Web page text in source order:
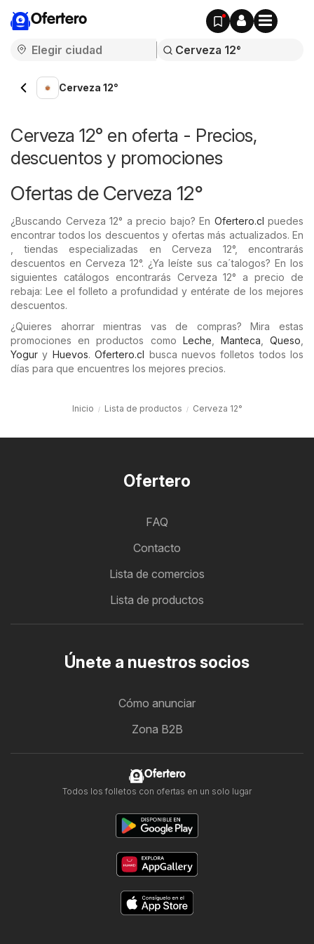
Ofertero
Cerveza 12°
Cerveza 12° en oferta - Precios,
descuentos y promociones
Ofertas de Cerveza 12°
¿Buscando Cerveza 12° a precio bajo? En Ofertero.cl puedes
encontrar todos los descuentos y ofertas más actualizados. En
, tiendas especializadas en Cerveza 12°, encontrarás
descuentos en Cerveza 12°. ¿Ya leíste sus ca´talogos? En los
siguientes catálogos encontrarás Cerveza 12° a precio de
rebaja: Lee el folleto a profundidad y entérate de los mejores
descuentos.
¿Quieres ahorrar mientras vas de compras? Mira estas
promociones en productos como Leche Manteca ,Queso
Yogur y Huevos.Ofertero.cl busca nuevos folletos todos los
días para que encuentres los mejores precios.
Inicio Lista de productos Cerveza 12°
Ofertero
FAQ
Contacto
Lista de comercios
Lista de productos
Únete a nuestros socios
Cómo anunciar
Zona B2B
Ofertero
Todos los folletos con ofertas en un solo lugar